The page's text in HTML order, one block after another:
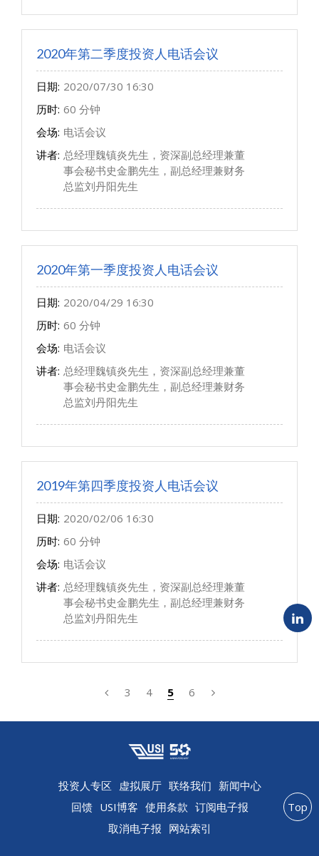
2020年第二季度投资人电话会议
日期: 2020/07/30 16:30
历时: 60 分钟
会场: 电话会议
讲者: 总经理魏镇炎先生，资深副总经理兼董
事会秘书史金鹏先生，副总经理兼财务
总监刘丹阳先生
2020年第一季度投资人电话会议
日期: 2020/04/29 16:30
历时: 60 分钟
会场: 电话会议
讲者: 总经理魏镇炎先生，资深副总经理兼董
事会秘书史金鹏先生，副总经理兼财务
总监刘丹阳先生
2019年第四季度投资人电话会议
日期: 2020/02/06 16:30
历时: 60 分钟
会场: 电话会议
讲者: 总经理魏镇炎先生，资深副总经理兼董
事会秘书史金鹏先生，副总经理兼财务
总监刘丹阳先生
3 4 5 6
投资人专区 虚拟展厅 联络我们 新闻中心
回馈 USI博客 使用条款 订阅电子报
取消电子报 网站索引
Top